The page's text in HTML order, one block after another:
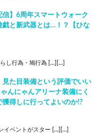
信】6周年スマートウォーク
戯と新武器とは…！？【ひな
し行為・鳩行為 […][…]
見た目装備という評価でいい
んにゃんアリーナ装備にく
獲得しに行ってよいのか!?
イベントがスター […][…]